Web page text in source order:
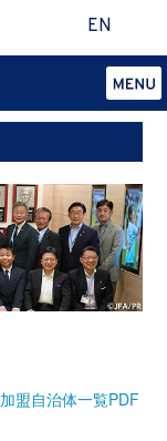
EN
加盟自治体一覧PDF